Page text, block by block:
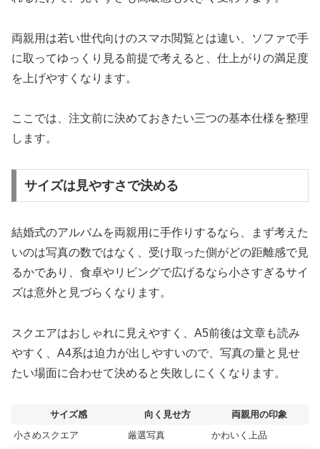
両親用は若い世代向けのスマホ閲覧とは違い、ソファで手
に取ってゆっくり見る前提で考えると、仕上がりの満足度
を上げやすくなります。
ここでは、注文前に決めておきたい三つの基本仕様を整理
します。
サイズは見やすさで決める
結婚式のアルバムを両親用に手作りするなら、まず考えた
いのは写真の数ではなく、受け取った側がどの距離感で見
るかであり、食卓やリビングで広げるなら小さすぎるサイ
ズは意外と見づらくなります。
スクエアはおしゃれに見えやすく、A5前後は文章も読み
やすく、A4系は迫力が出しやすいので、写真の量と見せ
たい場面に合わせて決めると失敗しにくくなります。
サイズ感 向く見せ方
両親用の印象
小さめスクエア
厳選写真
かわいく上品